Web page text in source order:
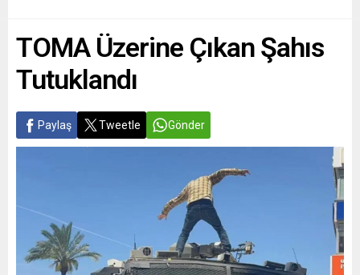
TOMA Üzerine Çıkan Şahıs
Tutuklandı
Paylaş Tweetle Gönder